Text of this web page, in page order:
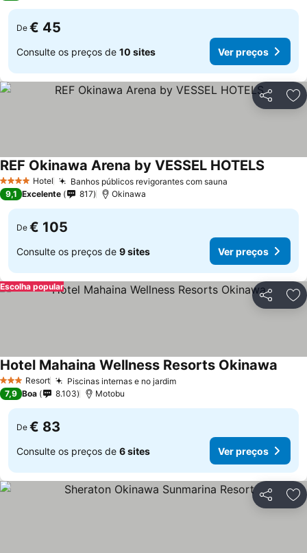
De € 45
Consulte os preços de 10 sites Ver preços
Partilhar
4 EstrelasHotel Banhos públicos revigorantes com sauna
REF Okinawa Arena by VESSEL HOTELS
9,1 Excelente 817 Okinawa
De € 105
Consulte os preços de 9 sites Ver preços
Partilhar
Escolha popular
3 EstrelasResort Piscinas internas e no jardim
Hotel Mahaina Wellness Resorts Okinawa
7,9 Boa 8.103 Motobu
De € 83
Consulte os preços de 6 sites Ver preços
Partilhar